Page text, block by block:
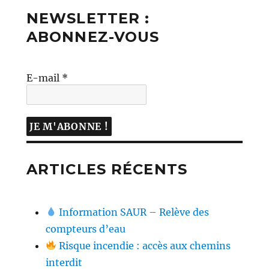
NEWSLETTER :
ABONNEZ-VOUS
E-mail *
ARTICLES RÉCENTS
Information SAUR – Relève des
compteurs d’eau
Risque incendie : accès aux chemins
interdit